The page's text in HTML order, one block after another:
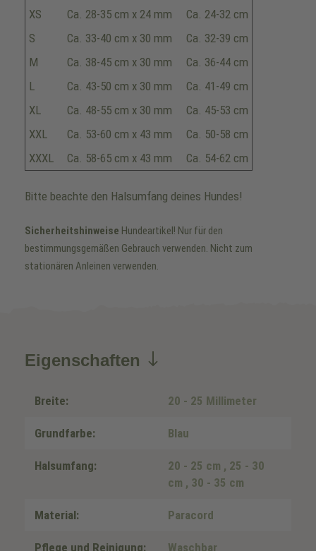
XS
Ca. 28-35 cm x 24 mm
Ca. 24-32 cm
S
Ca. 33-40 cm x 30 mm
Ca. 32-39 cm
M
Ca. 38-45 cm x 30 mm
Ca. 36-44 cm
L
Ca. 43-50 cm x 30 mm
Ca. 41-49 cm
XL
Ca. 48-55 cm x 30 mm
Ca. 45-53 cm
XXL
Ca. 53-60 cm x 43 mm
Ca. 50-58 cm
XXXL
Ca. 58-65 cm x 43 mm Ca. 54-62 cm
Bitte beachte den Halsumfang deines Hundes!
Sicherheitshinweise Hundeartikel! Nur für den
bestimmungsgemäßen Gebrauch verwenden. Nicht zum
stationären Anleinen verwenden.
Eigenschaften
Breite: 20 - 25 Millimeter
Grundfarbe: Blau
Halsumfang: 20 - 25 cm , 25 - 30
cm , 30 - 35 cm
Material: Paracord
Pflege und Reinigung: Waschbar